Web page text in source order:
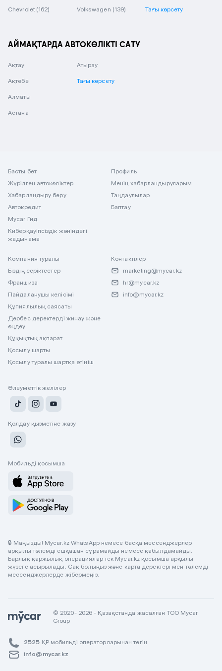
Chevrolet (162) Volkswagen (139) Тағы көрсету
АЙМАҚТАРДА АВТОКӨЛІКТІ САТУ
Ақтау
Ақтөбе
Алматы
Астана
Атырау
Тағы көрсету
Басты бет
Жүрілген автокөліктер
Хабарландыру беру
Автокредит
Mycar Гид
Киберқауіпсіздік жөніндегі
жадынама
Профиль
Менің хабарландыруларым
Таңдаулылар
Баптау
Компания туралы
Біздің серіктестер
Франшиза
Пайдаланушы келісімі
Құпиялылық саясаты
Дербес деректерді жинау және
өңдеу
Құқықтық ақпарат
Қосылу шарты
Қосылу туралы шартқа өтініш
Контактілер
marketing@mycar.kz
hr@mycar.kz
info@mycar.kz
Әлеуметтік желілер
Қолдау қызметіне жазу
Мобильді қосымша
🔒 Маңызды! Mycar.kz WhatsApp немесе басқа мессенджерлер
арқылы төлемді ешқашан сұрамайды немесе қабылдамайды.
Барлық қаржылық операциялар тек Mycar.kz қосымша арқылы
жүзеге асырылады. Сақ болыңыз және карта деректері мен төлемді
мессенджерлерде жібермеңіз.
© 2020- 2026 - Қазақстанда жасалған ТОО Mycar
Group
2525 ҚР мобильді операторларынан тегін
info@mycar.kz